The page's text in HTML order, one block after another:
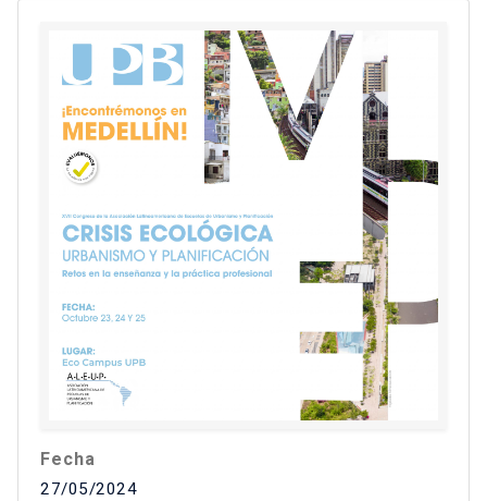
Fecha
27/05/2024